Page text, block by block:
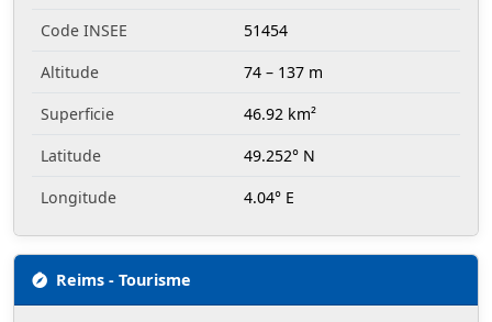
Code INSEE
51454
Altitude
74 – 137 m
Superficie
46.92 km²
Latitude
49.252° N
Longitude
4.04° E
Reims - Tourisme